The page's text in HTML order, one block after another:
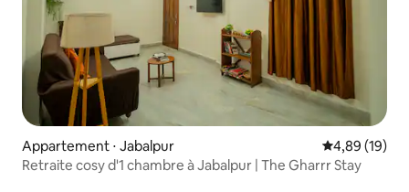
Appartement ⋅ Jabalpur Évaluation
4,89 (19)
Retraite cosy d'1 chambre à Jabalpur | The Gharrr Stay